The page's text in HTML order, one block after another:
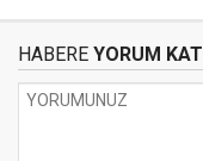
HABERE YORUM KAT